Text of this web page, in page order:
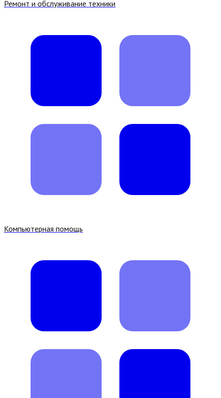
Ремонт и обслуживание техники
Компьютерная помощь